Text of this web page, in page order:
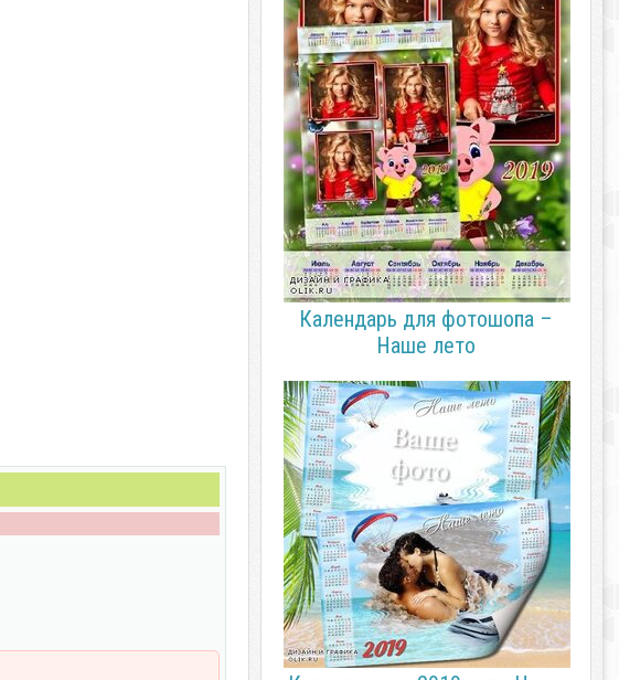
Календарь для фотошопа –
Наше лето